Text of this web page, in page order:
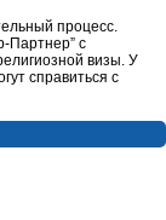
процесс.
Партнер” с
визы. У
справиться с